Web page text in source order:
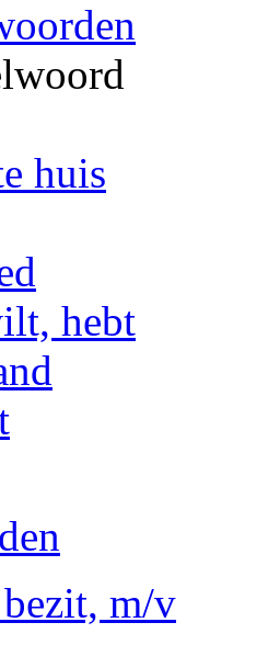
huis
hebt
m/v